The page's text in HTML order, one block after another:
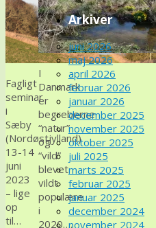
Fagligt
seminar
i
Sæby
(Nordøstjylland)
13-14
juni
2023
– lige
op
til…
I
Danmark
er
begreberne
“natur”
og
“vild”
blevet
vildt
populære
i
2020….
Arkiver
juni 2026
maj 2026
april 2026
februar 2026
januar 2026
december 2025
november 2025
oktober 2025
juli 2025
marts 2025
februar 2025
januar 2025
december 2024
november 2024